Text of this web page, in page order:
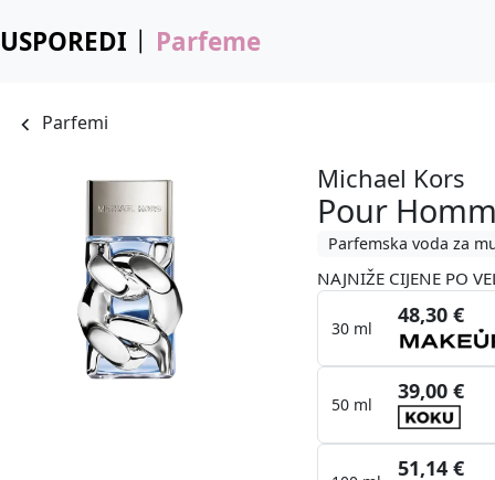
USPOREDI Parfeme
Parfemi
Michael Kors
Pour
Parfemska voda za
NAJNIŽE CIJENE PO
30 ml
48,30 €
50 ml
39,00 €
51,14 €